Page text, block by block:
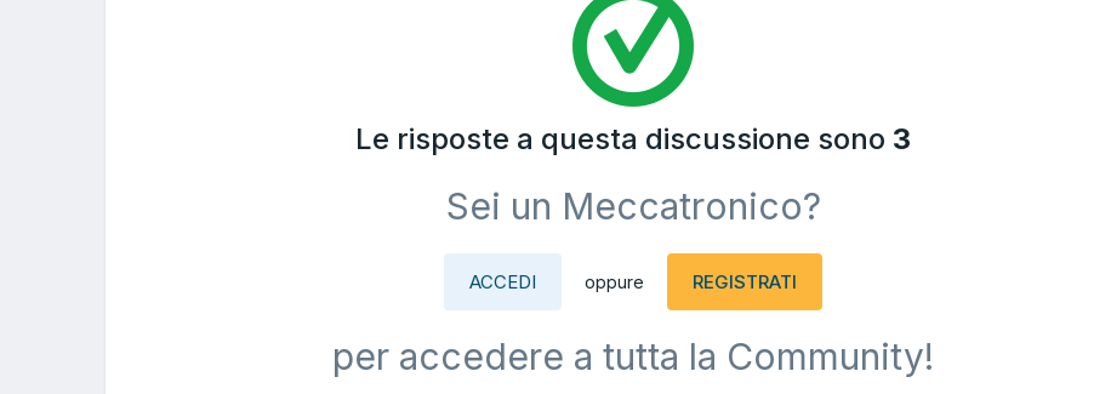
Le risposte a questa discussione sono 3
Sei un Meccatronico?
ACCEDI oppure REGISTRATI
per accedere a tutta la Community!